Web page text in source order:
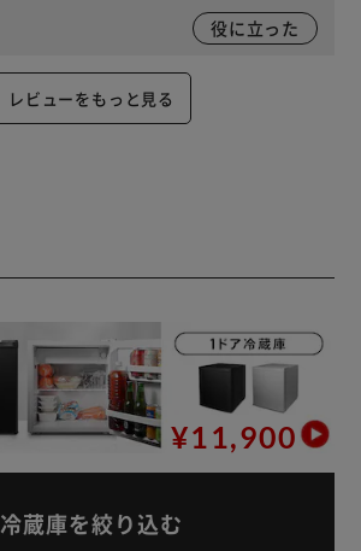
役に立った
レビューをもっと見る
¥11,900
冷蔵庫を絞り込む